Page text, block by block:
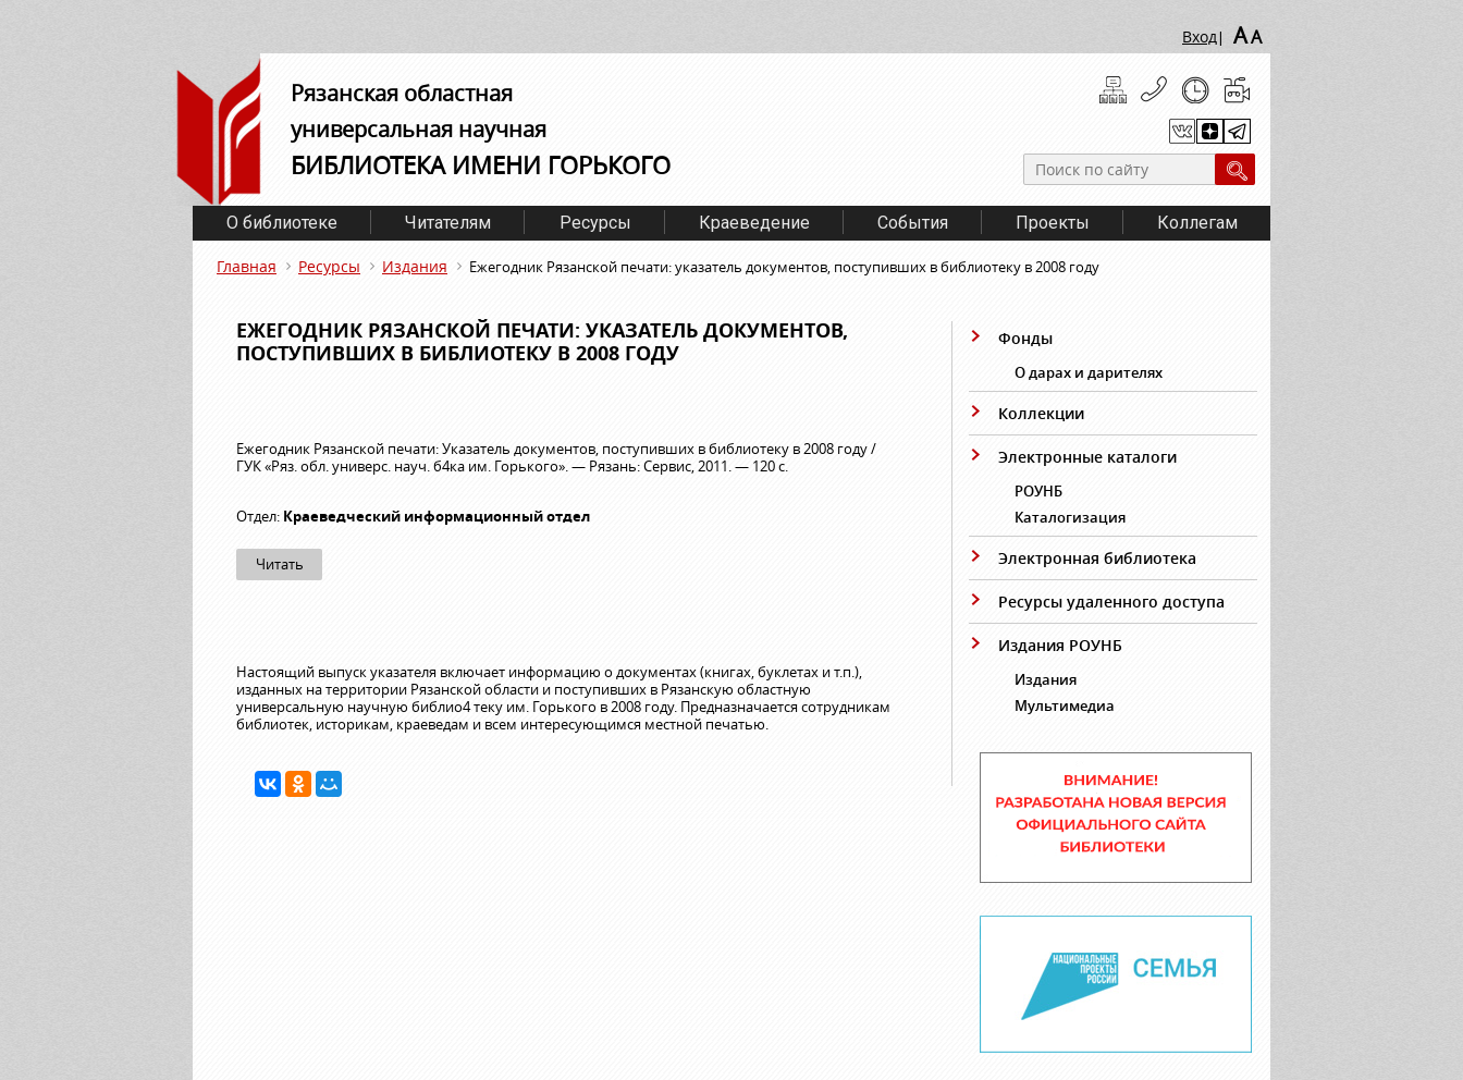
Вход| AA
Рязанская областная
универсальная научная
БИБЛИОТЕКА ИМЕНИ ГОРЬКОГО
О библиотеке Читателям Ресурсы Краеведение События Проекты Коллегам
Главная Ресурсы Издания Ежегодник Рязанской печати: указатель документов, поступивших в библиотеку в 2008 году
ЕЖЕГОДНИК РЯЗАНСКОЙ ПЕЧАТИ: УКАЗАТЕЛЬ ДОКУМЕНТОВ,
ПОСТУПИВШИХ В БИБЛИОТЕКУ В 2008 ГОДУ
Ежегодник Рязанской печати: Указатель документов, поступивших в библиотеку в 2008 году /
ГУК «Ряз. обл. универс. науч. б4ка им. Горького». — Рязань: Сервис, 2011. — 120 с.
Отдел: Краеведческий информационный отдел
Читать
Настоящий выпуск указателя включает информацию о документах (книгах, буклетах и т.п.),
изданных на территории Рязанской области и поступивших в Рязанскую областную
универсальную научную библио4 теку им. Горького в 2008 году. Предназначается сотрудникам
библиотек, историкам, краеведам и всем интересующимся местной печатью.
Фонды
О дарах и дарителях
Коллекции
Электронные каталоги
РОУНБ
Каталогизация
Электронная библиотека
Ресурсы удаленного доступа
Издания РОУНБ
Издания
Мультимедиа